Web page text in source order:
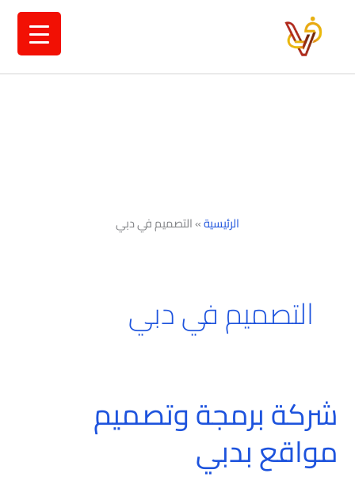
الرئيسية»التصميم في دبي
التصميم في دبي
شركة برمجة وتصميم
مواقع بدبي
شركة
برمجة
وتصميم
مواقع